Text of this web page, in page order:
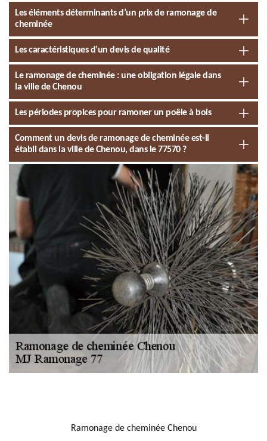
Les éléments déterminants d’un prix de ramonage de
cheminée
Les caractéristiques d’un devis de qualité
Le ramonage de cheminée : une obligation légale dans
la ville de Chenou
Les périodes propices pour ramoner un poêle à bois
Comment un devis de ramonage de cheminée est-il
établi dans la ville de Chenou, dans le 77570 ?
Ramonage de cheminée Chenou